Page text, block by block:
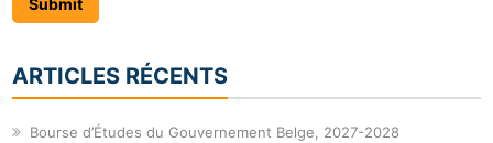
ARTICLES RÉCENTS
Bourse d’Études du Gouvernement Belge, 2027-2028